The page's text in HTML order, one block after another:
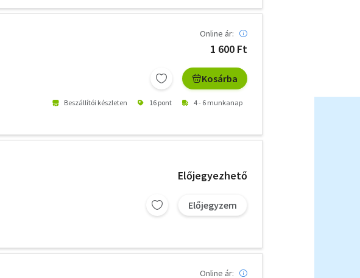
Online ár:
1 600 Ft
Kosárba
Beszállítói készleten 16 pont 4 - 6 munkanap
Előjegyezhető
Előjegyzem
Online ár: